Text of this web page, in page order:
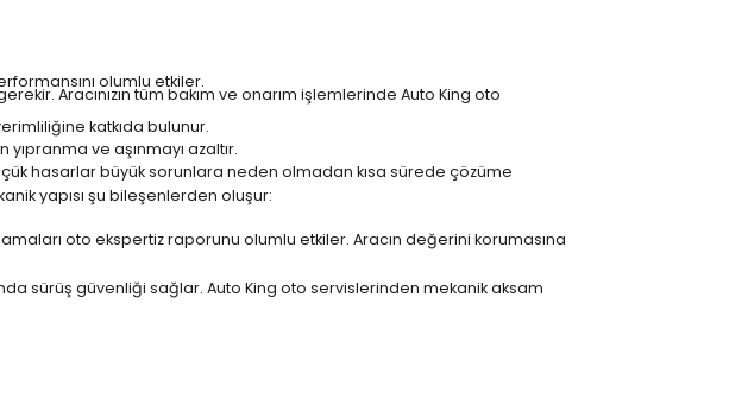
olumlu etkiler.
katkıda bulunur.
ve aşınmayı azaltır.
hasarlar büyük sorunlara neden olmadan kısa sürede çözüme
oto ekspertizraporunu olumlu etkiler. Aracın değerini korumasına
Aracınızın tüm bakım ve onarım işlemlerinde Auto King oto
yapısı şu bileşenlerden oluşur:
sürüş güvenliği sağlar. Auto King oto servislerinden mekanik aksam